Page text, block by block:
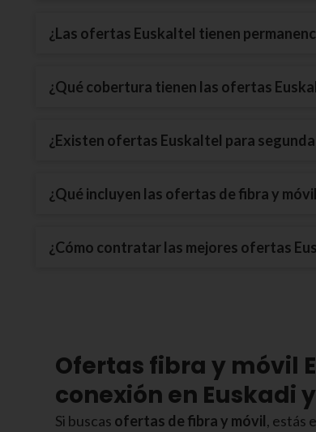
¿Las ofertas Euskaltel tienen
¿Qué cobertura tienen las ofertas
¿Existen ofertas Euskaltel para
¿Qué incluyen las ofertas de fibra y
¿Cómo contratar las mejores ofertas
Ofertas fibra y móvil
conexión en Euskadi
Si buscas ofertas de fibra y móvil, estás